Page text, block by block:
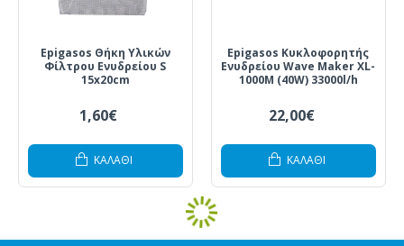
Epigasos Θήκη Υλικών
Φίλτρου Ενυδρείου S
15x20cm
1,60€
ΚΑΛΆΘΙ
Epigasos Κυκλοφορητής
Ενυδρείου Wave Maker XL-
1000M (40W) 33000l/h
22,00€
ΚΑΛΆΘΙ